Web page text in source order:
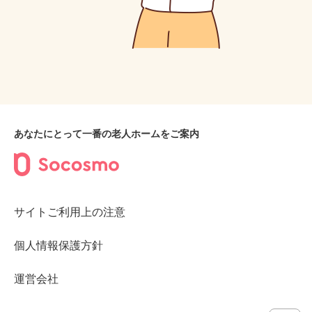
あなたにとって一番の老人ホームをご案内
サイトご利用上の注意
個人情報保護方針
運営会社